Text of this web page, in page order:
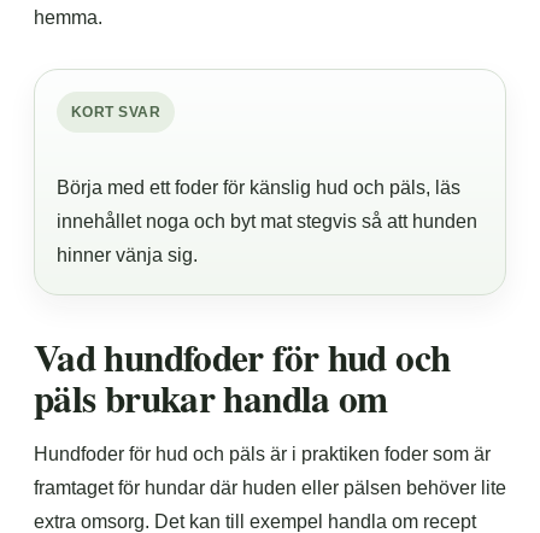
hemma.
KORT SVAR
Börja med ett foder för känslig hud och päls, läs
innehållet noga och byt mat stegvis så att hunden
hinner vänja sig.
Vad hundfoder för hud och
päls brukar handla om
Hundfoder för hud och päls är i praktiken foder som är
framtaget för hundar där huden eller pälsen behöver lite
extra omsorg. Det kan till exempel handla om recept